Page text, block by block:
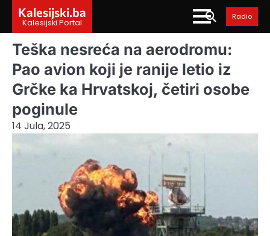
content
Kalesijski.ba
Kalesijski Portal
Radio
Teška nesreća na aerodromu:
Pao avion koji je ranije letio iz
Grčke ka Hrvatskoj, četiri osobe
poginule
14 Jula, 2025